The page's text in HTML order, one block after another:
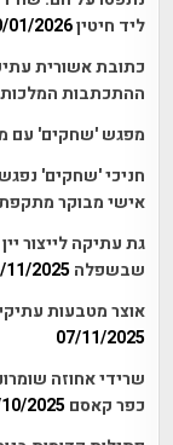
ליד חיטין01/2026
כתובת אשורית
ההתכתבות
מפגש 'שחקים' עם
חניכי 'שחקים'
אישי מבוקר מתקפת ה
גת עתיקה לייצור
שבשפלה 11/2025
אוצר מטבעות
07/11/2025
כפר קאסם 2025